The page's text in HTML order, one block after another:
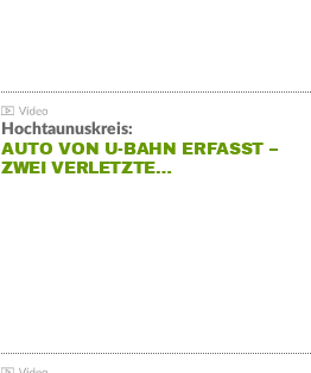
Hochtaunuskreis:
AUTO VON U-BAHN ERFASST –
ZWEI VERLETZTE…